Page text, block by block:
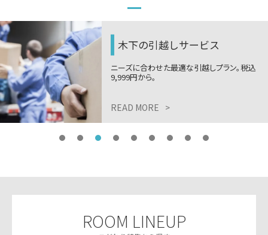
木下の引越しサービス
ニーズに合わせた最適な引越しプラン。税込
9,999円から。
READ MORE >
ROOM LINEUP